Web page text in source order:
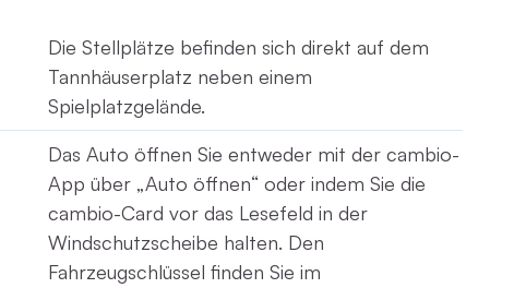
Die Stellplätze befinden sich direkt auf dem
Tannhäuserplatz neben einem
Spielplatzgelände.
Das Auto öffnen Sie entweder mit der cambio-
App über „Auto öffnen“ oder indem Sie die
cambio-Card vor das Lesefeld in der
Windschutzscheibe halten. Den
Fahrzeugschlüssel finden Sie im